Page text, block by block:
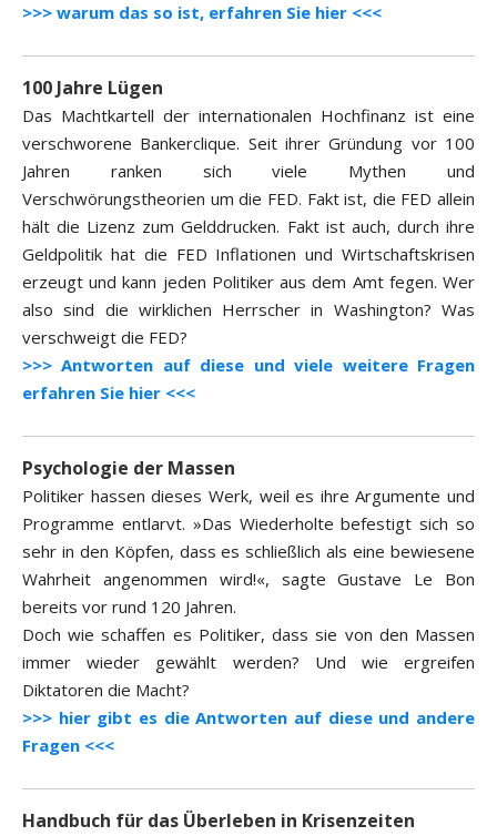
>>> warum das so ist, erfahren Sie hier <<<
100 Jahre Lügen
Das Machtkartell der internationalen Hochfinanz ist eine
verschworene Bankerclique. Seit ihrer Gründung vor 100
Jahren ranken sich viele Mythen und
Verschwörungstheorien um die FED. Fakt ist, die FED allein
hält die Lizenz zum Gelddrucken. Fakt ist auch, durch ihre
Geldpolitik hat die FED Inflationen und Wirtschaftskrisen
erzeugt und kann jeden Politiker aus dem Amt fegen. Wer
also sind die wirklichen Herrscher in Washington? Was
verschweigt die FED?
>>> Antworten auf diese und viele weitere Fragen
erfahren Sie hier <<<
Psychologie der Massen
Politiker hassen dieses Werk, weil es ihre Argumente und
Programme entlarvt. »Das Wiederholte befestigt sich so
sehr in den Köpfen, dass es schließlich als eine bewiesene
Wahrheit angenommen wird!«, sagte Gustave Le Bon
bereits vor rund 120 Jahren.
Doch wie schaffen es Politiker, dass sie von den Massen
immer wieder gewählt werden? Und wie ergreifen
Diktatoren die Macht?
>>> hier gibt es die Antworten auf diese und andere
Fragen <<<
Handbuch für das Überleben in Krisenzeiten